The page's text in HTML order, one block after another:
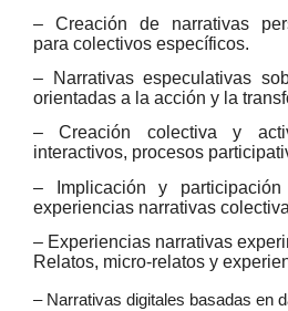
– Creación de narrativas
para colectivos específicos.
– Narrativas especulativas
orientadas a la acción y la
– Creación colectiva y
interactivos, procesos
– Implicación y
experiencias narrativas
– Experiencias narrativas
Relatos, micro-relatos y
– Narrativas digitales basadas en